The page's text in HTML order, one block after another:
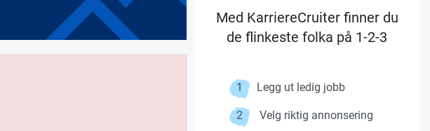
Med KarriereCruiter finner du
de flinkeste folka på 1-2-3
1 Legg ut ledig jobb
2 Velg riktig annonsering